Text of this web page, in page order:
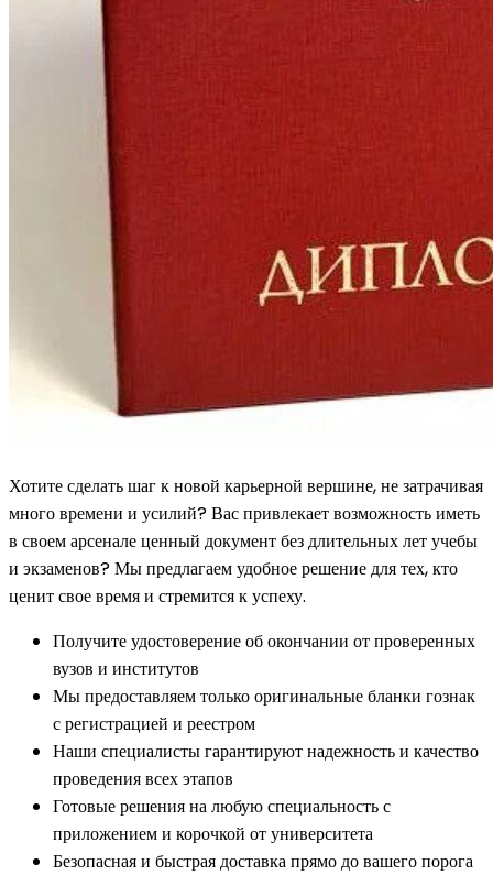
Хотите сделать шаг к новой карьерной вершине, не затрачивая
много времени и усилий? Вас привлекает возможность иметь
в своем арсенале ценный документ без длительных лет учебы
и экзаменов? Мы предлагаем удобное решение для тех, кто
ценит свое время и стремится к успеху.
Получите удостоверение об окончании от проверенных
вузов и институтов
Мы предоставляем только оригинальные бланки гознак
с регистрацией и реестром
Наши специалисты гарантируют надежность и качество
проведения всех этапов
Готовые решения на любую специальность с
приложением и корочкой от университета
Безопасная и быстрая доставка прямо до вашего порога